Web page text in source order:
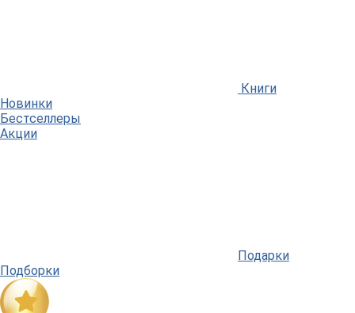
Книги
Новинки
Бестселлеры
Акции
Подарки
Подборки